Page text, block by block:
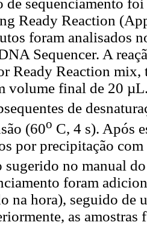
de sequenciamento
Ready Reaction
foram analisados
Sequencer. A
Ready Reaction
volume final de 20
de
(60o C, 4 s). Após
por precipitação
sugerido no manual
foram
na hora), seguido de
as